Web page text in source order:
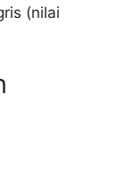
(nilai